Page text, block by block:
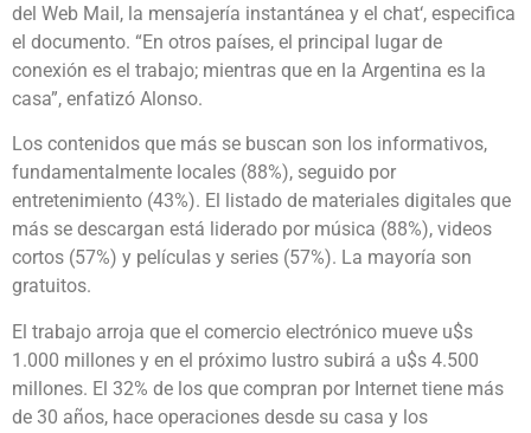
del Web Mail, la mensajería instantánea y el chat‘, especifica
el documento. “En otros países, el principal lugar de
conexión es el trabajo; mientras que en la Argentina es la
casa”, enfatizó Alonso.
Los contenidos que más se buscan son los informativos,
fundamentalmente locales (88%), seguido por
entretenimiento (43%). El listado de materiales digitales que
más se descargan está liderado por música (88%), videos
cortos (57%) y películas y series (57%). La mayoría son
gratuitos.
El trabajo arroja que el comercio electrónico mueve u$s
1.000 millones y en el próximo lustro subirá a u$s 4.500
millones. El 32% de los que compran por Internet tiene más
de 30 años, hace operaciones desde su casa y los